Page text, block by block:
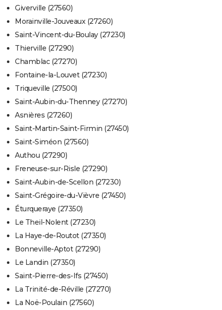
Giverville (27560)
Morainville-Jouveaux (27260)
Saint-Vincent-du-Boulay (27230)
Thierville (27290)
Chamblac (27270)
Fontaine-la-Louvet (27230)
Triqueville (27500)
Saint-Aubin-du-Thenney (27270)
Asnières (27260)
Saint-Martin-Saint-Firmin (27450)
Saint-Siméon (27560)
Authou (27290)
Freneuse-sur-Risle (27290)
Saint-Aubin-de-Scellon (27230)
Saint-Grégoire-du-Vièvre (27450)
Éturqueraye (27350)
Le Theil-Nolent (27230)
La Haye-de-Routot (27350)
Bonneville-Aptot (27290)
Le Landin (27350)
Saint-Pierre-des-Ifs (27450)
La Trinité-de-Réville (27270)
La Noë-Poulain (27560)